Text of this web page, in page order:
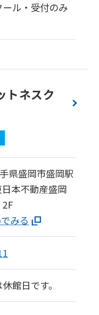
ール・受付のみ
トネスク
県盛岡市盛岡駅
本不動産盛岡
みる
館日です。